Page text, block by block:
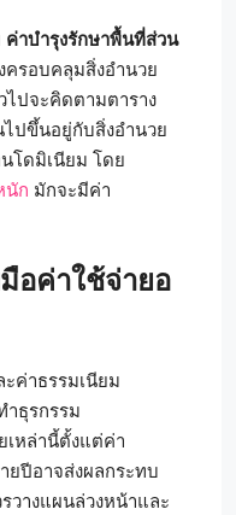
ค่าบำรุงรักษาพื้นที่ส่วน
ครอบคลุมสิ่งอำนวย
ไปจะคิดตามตาราง
ไปขึ้นอยู่กับสิ่งอำนวย
โดมิเนียม โดย
นัก มักจะมีค่า
อค่าใช้จ่ายอ
ค่าธรรมเนียม
ธุรกรรม
เหล่านี้ตั้งแต่ค่า
ยปีอาจส่งผลกระทบ
วางแผนล่วงหน้าและ